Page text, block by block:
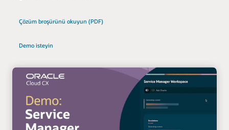
Çözüm broşürünü okuyun (PDF)
Demo isteyin